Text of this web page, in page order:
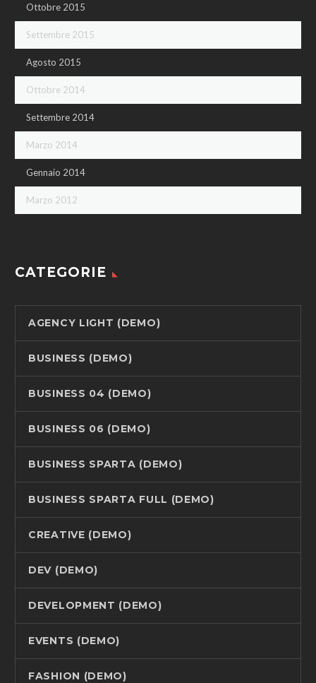
Ottobre 2015
Settembre 2015
Agosto 2015
Ottobre 2014
Settembre 2014
Marzo 2014
Gennaio 2014
Marzo 2012
CATEGORIE
AGENCY LIGHT (DEMO)
BUSINESS (DEMO)
BUSINESS 04 (DEMO)
BUSINESS 06 (DEMO)
BUSINESS SPARTA (DEMO)
BUSINESS SPARTA FULL (DEMO)
CREATIVE (DEMO)
DEV (DEMO)
DEVELOPMENT (DEMO)
EVENTS (DEMO)
FASHION (DEMO)